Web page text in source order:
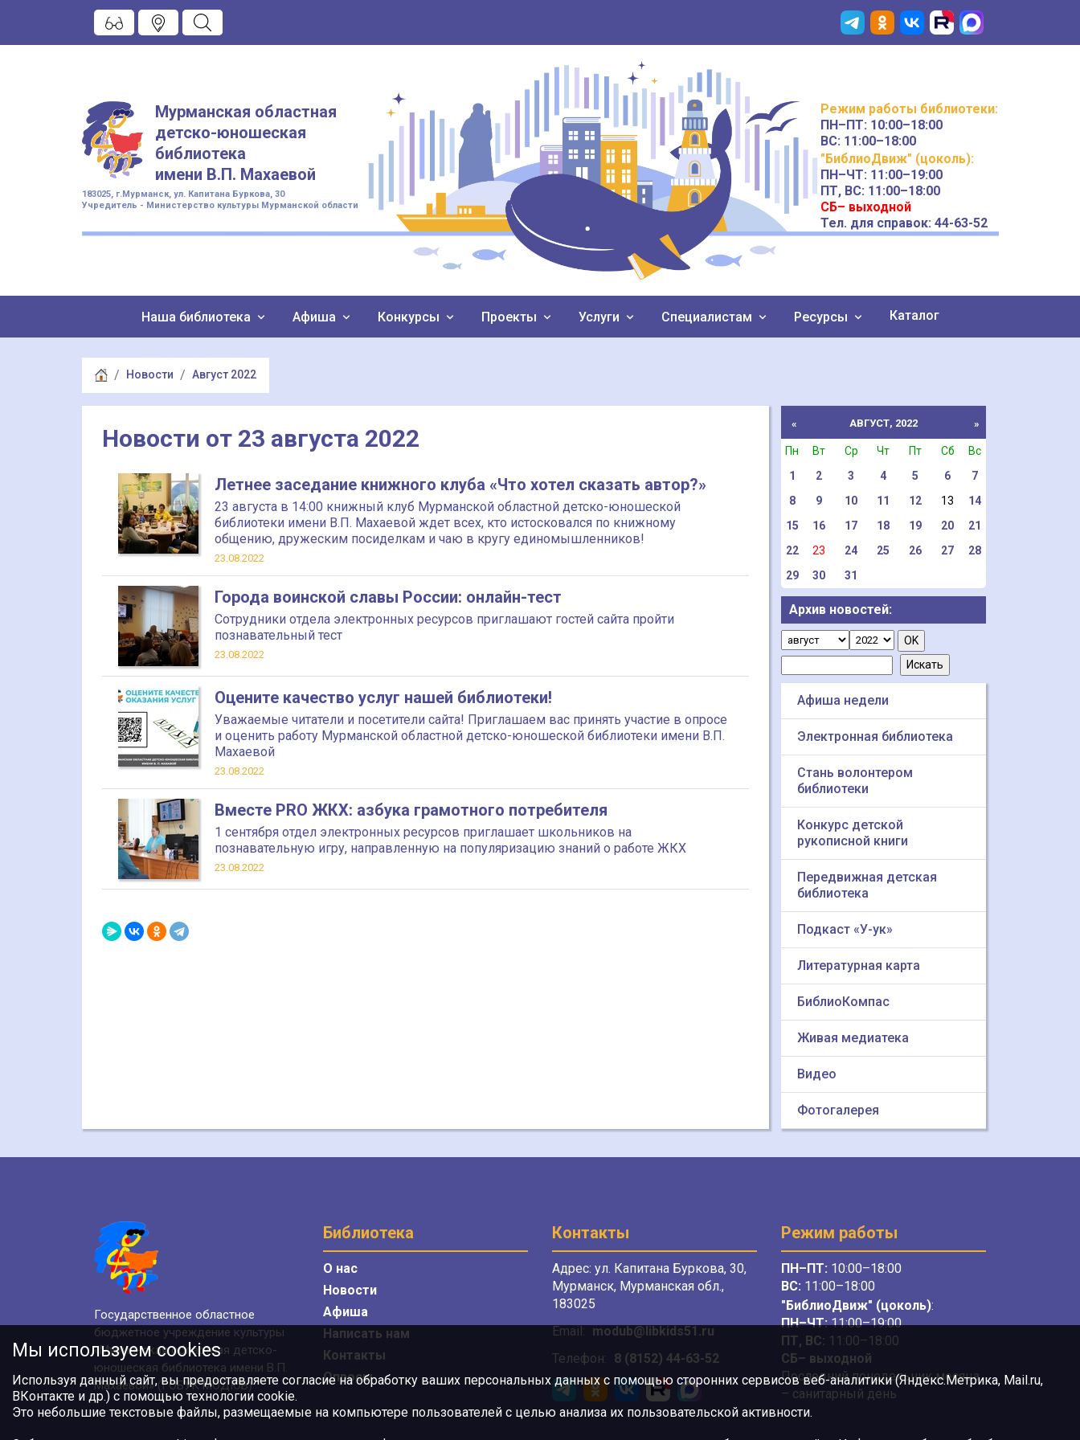
Мурманская областная
детско-юношеская
библиотека
имени В.П. Махаевой
183025, г.Мурманск, ул. Капитана Буркова, 30
Учредитель - Министерство культуры Мурманской области
Режим работы библиотеки:
ПН–ПТ: 10:00–18:00
ВС: 11:00–18:00
"БиблиоДвиж" (цоколь):
ПН–ЧТ: 11:00–19:00
ПТ, ВС: 11:00–18:00
СБ– выходной
Тел. для справок: 44-63-52
Наша библиотека Афиша Конкурсы Проекты Услуги Специалистам Ресурсы Каталог
Новости Август 2022
Новости от 23 августа 2022
Летнее заседание книжного клуба «Что хотел сказать автор?»
23 августа в 14:00 книжный клуб Мурманской областной детско-юношеской
библиотеки имени В.П. Махаевой ждет всех, кто истосковался по книжному
общению, дружеским посиделкам и чаю в кругу единомышленников!
23.08.2022
Города воинской славы России: онлайн-тест
Сотрудники отдела электронных ресурсов приглашают гостей сайта пройти
познавательный тест
23.08.2022
Оцените качество услуг нашей библиотеки!
Уважаемые читатели и посетители сайта! Приглашаем вас принять участие в опросе
и оценить работу Мурманской областной детско-юношеской библиотеки имени В.П.
Махаевой
23.08.2022
Вместе PRO ЖКХ: азбука грамотного потребителя
1 сентября отдел электронных ресурсов приглашает школьников на
познавательную игру, направленную на популяризацию знаний о работе ЖКХ
23.08.2022
« АВГУСТ, 2022 »
Пн Вт Ср Чт Пт Сб
Вс
1
2 3 4 5 6
7
8
9 10 11 12 13
14
15
16 17 18 19 20
21
22
23 24 25 26 27
28
29
30 31
Архив новостей:
Афиша недели
Электронная библиотека
Стань волонтером
библиотеки
Конкурс детской
рукописной книги
Передвижная детская
библиотека
Подкаст «У-ук»
Литературная карта
БиблиоКомпас
Живая медиатека
Видео
Фотогалерея
Государственное областное
бюджетное учреждение культуры
«Мурманская областная детско-
юношеская библиотека имени В.П.
Махаевой» (ГОБУК МОДЮБ)
Библиотека
О нас
Новости
Афиша
Написать нам
Контакты
Опросы
Контакты
Адрес: ул. Капитана Буркова, 30,
Мурманск, Мурманская обл.,
183025
Email: modub@libkids51.ru
Телефон: 8 (8152) 44-63-52
Режим работы
ПН–ПТ: 10:00–18:00
ВС: 11:00–18:00
"БиблиоДвиж" (цоколь):
ПН–ЧТ:11:00–19:00
ПТ, ВС: 11:00–18:00
СБ– выходной
Последний понедельник месяца
– санитарный день
Мы используем cookies
Используя данный сайт, вы предоставляете согласие на обработку ваших персональных данных с помощью сторонних сервисов веб-аналитики (Яндекс.Метрика, Mail.ru,
ВКонтакте и др.) с помощью технологии cookie.
Это небольшие текстовые файлы, размещаемые на компьютере пользователей с целью анализа их пользовательской активности.